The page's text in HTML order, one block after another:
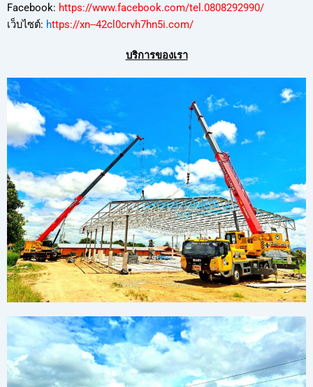
Facebook: https://www.facebook.com/tel.0808292990/
เว็บไซต์: https://xn--42cl0crvh7hn5i.com/
บริการของเรา